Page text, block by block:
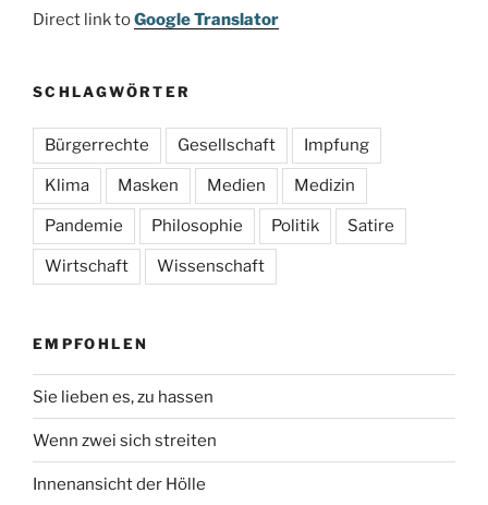
Direct link toGoogle Translator
SCHLAGWÖRTER
Bürgerrechte Gesellschaft Impfung
Klima Masken Medien Medizin
Pandemie Philosophie Politik Satire
Wirtschaft Wissenschaft
EMPFOHLEN
Sie lieben es, zu hassen
Wenn zwei sich streiten
Innenansicht der Hölle